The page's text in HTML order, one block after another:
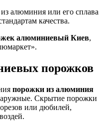
алюминия или его сплава
качества.
алюминиевый Киев,
порожков
порожки из алюминия
Скрытие порожки
или дюбилей,